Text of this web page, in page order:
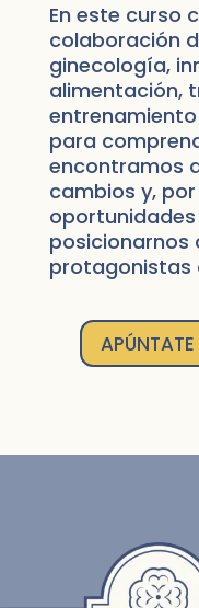
En este curso
colaboración
ginecología,
alimentación,
para
encontramos
cambios y,
posicionarnos
protagonistas
APÚNTATE